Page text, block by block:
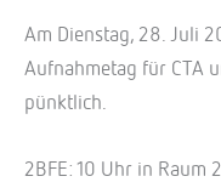
Am Dienstag, 28. Juli
Aufnahmetag für CTA
pünktlich.
2BFE: 10 Uhr in Raum